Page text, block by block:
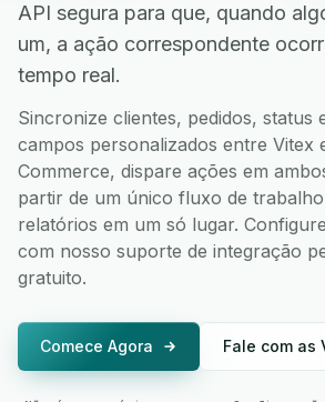
API segura para que, quando
um, a ação correspondente
tempo real.
Sincronize clientes, pedidos, status
campos personalizados entre Vitex
Commerce, dispare ações em
partir de um único fluxo de
relatórios em um só lugar.
com nosso suporte de integração
gratuito.
Comece Agora Fale com as